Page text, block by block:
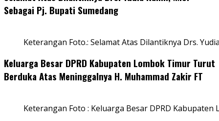
Sebagai Pj. Bupati Sumedang
Keterangan Foto.: Selamat Atas Dilantiknya Drs.
Keluarga Besar DPRD Kabupaten Lombok Timur Turut
Berduka Atas Meninggalnya H. Muhammad Zakir FT
Keterangan Foto : Keluarga Besar DPRD